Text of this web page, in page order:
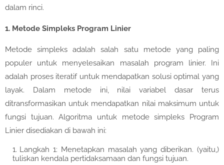
dalam rinci.
1. Metode Simpleks Program Linier
Metode simpleks adalah salah satu metode yang paling
populer untuk menyelesaikan masalah program linier. Ini
adalah proses iteratif untuk mendapatkan solusi optimal yang
layak. Dalam metode ini, nilai variabel dasar terus
ditransformasikan untuk mendapatkan nilai maksimum untuk
fungsi tujuan. Algoritma untuk metode simpleks Program
Linier disediakan di bawah ini:
Langkah 1: Menetapkan masalah yang diberikan. (yaitu,)
tuliskan kendala pertidaksamaan dan fungsi tujuan.